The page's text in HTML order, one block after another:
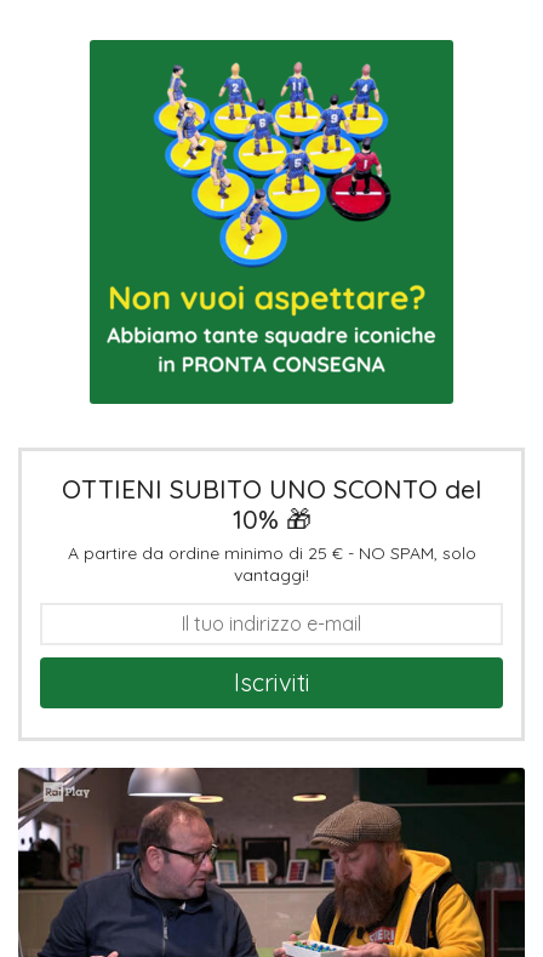
OTTIENI SUBITO UNO SCONTO del
10% 🎁
A partire da ordine minimo di 25 € - NO SPAM, solo
vantaggi!
Iscriviti